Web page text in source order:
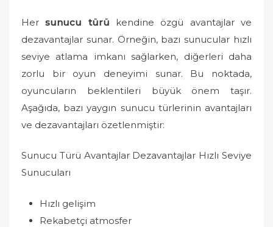
Hersunucu türü kendine özgü avantajlar ve
dezavantajlar sunar. Örneğin, bazı sunucular hızlı
seviye atlama imkanı sağlarken, diğerleri daha
zorlu bir oyun deneyimi sunar. Bu noktada,
oyuncuların beklentileri büyük önem taşır.
Aşağıda, bazı yaygın sunucu türlerinin avantajları
ve dezavantajları özetlenmiştir:
Sunucu Türü Avantajlar Dezavantajlar Hızlı Seviye
Sunucuları
Hızlı gelişim
Rekabetçi atmosfer